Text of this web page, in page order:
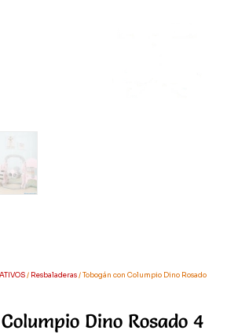
/ Resbaladeras/ Tobogán con Columpio Dino Rosado
Dino Rosado 4